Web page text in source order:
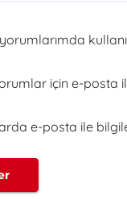
için e-posta
e-posta ile